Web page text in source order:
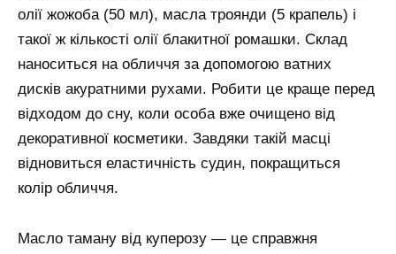
олії жожоба (50 мл), масла троянди (5 крапель) і
такої ж кількості олії блакитної ромашки. Склад
наноситься на обличчя за допомогою ватних
дисків акуратними рухами. Робити це краще перед
відходом до сну, коли особа вже очищено від
декоративної косметики. Завдяки такій масці
відновиться еластичність судин, покращиться
колір обличчя.
Масло таману від куперозу — це справжня